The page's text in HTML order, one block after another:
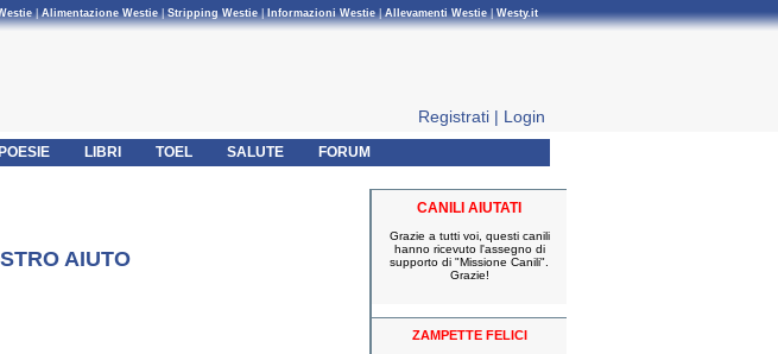
|Alimentazione Westie|Stripping Westie| Informazioni Westie|Allevamenti Westie|Westy.it
Registrati | Login
POESIE LIBRI TOEL SALUTE FORUM
AIUTO
CANILI AIUTATI
Grazie a tutti voi, questi canili
hanno ricevuto l'assegno di
supporto di "Missione Canili".
Grazie!
ZAMPETTE FELICI